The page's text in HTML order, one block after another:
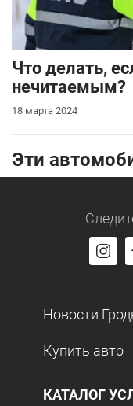
Что делать,
нечитаемым?
18 марта 2024
Эти
Новости
Купить авто
КАТАЛОГ